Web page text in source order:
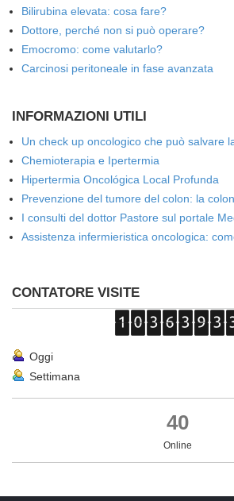
Bilirubina elevata: cosa fare?
Dottore, perché non si può operare?
Emocromo: come valutarlo?
Carcinosi peritoneale in fase avanzata
INFORMAZIONI UTILI
Un check up oncologico che può salvare
Chemioterapia e Ipertermia
Hipertermia Oncológica Local Profunda
Prevenzione del tumore del colon: la
I consulti del dottor Pastore sul portale
Assistenza infermieristica oncologica:
CONTATORE VISITE
Oggi
Settimana
40
Online